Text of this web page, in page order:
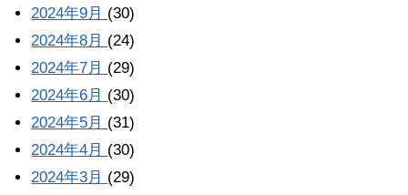
2024年9月 (30)
2024年8月 (24)
2024年7月 (29)
2024年6月 (30)
2024年5月 (31)
2024年4月 (30)
2024年3月 (29)